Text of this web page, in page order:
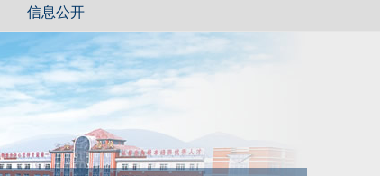
信息公开